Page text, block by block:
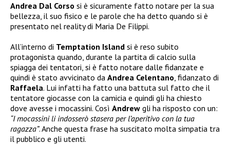
Andrea Dal Corso si è sicuramente fatto notare per la sua
bellezza, il suo fisico e le parole che ha detto quando si è
presentato nel reality di Maria De Filippi.
All’interno di Temptation Island si è reso subito
protagonista quando, durante la partita di calcio sulla
spiagga dei tentatori, si è fatto notare dalle fidanzate e
quindi è stato avvicinato da Andrea Celentano, fidanzato di
Raffaela. Lui infatti ha fatto una battuta sul fatto che il
tentatore giocasse con la camicia e quindi gli ha chiesto
dove avesse i mocassini. Così Andrew gli ha risposto con un:
“I mocassini li indosserò stasera per l’aperitivo con la tua
ragazza”. Anche questa frase ha suscitato molta simpatia tra
il pubblico e gli utenti.